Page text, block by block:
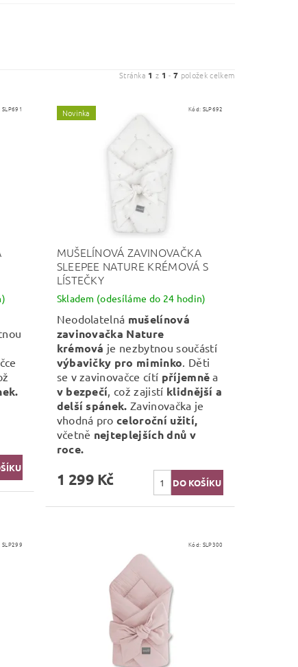
Stránka 1 z 1 -7 položek celkem
SLP691 Novinka Kód: SLP692
MUŠELÍNOVÁ ZAVINOVAČKA
SLEEPEE NATURE KRÉMOVÁ S
LÍSTEČKY
Skladem (odesíláme do 24 hodin)
Neodolatelná mušelínová
zavinovačka Nature
krémová je nezbytnou součástí
výbavičky pro miminko . Děti
se v zavinovačce cítí příjemně a
v bezpečí , což zajistí klidnější a
delší spánek.Zavinovačka je
vhodná proceloroční užití,
včetně nejteplejších dnů v
roce.
1 299 Kč
SLP299 Kód: SLP300